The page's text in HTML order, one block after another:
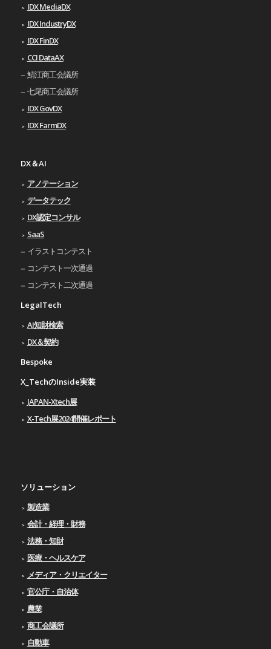
IDX MediaDX
IDX IndustryDX
IDX FinDX
CCI DataAX
鯖江商工会議所
七尾商工会議所
IDX GovDX
IDX FarmDX
DX＆AI
アノテーション
データテック
DX認定コンサル
SaaS
イラストコンテスト
コンテスト一次通過
コンテスト二次通過
LegalTech
AI知財検索
DX＆契約
Bespoke
X_TechのInside実装
JAPAN-Xtech展
X-Tech展2024開催レポート
ソリューション
製造業
会計・経理・財務
法務・知財
医療・ヘルスケア
メディア・クリエイター
官公庁・自治体
農業
商工会議所
自動車